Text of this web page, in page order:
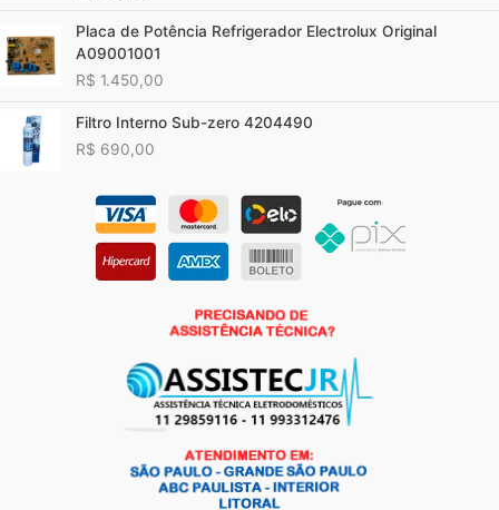
Placa de Potência Refrigerador Electrolux Original
A09001001
R$ 1.450,00
Filtro Interno Sub-zero 4204490
R$ 690,00